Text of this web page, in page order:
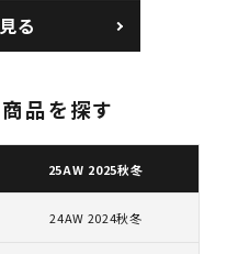
イト
る
品を探す
25AW 2025秋冬
24AW 2024秋冬